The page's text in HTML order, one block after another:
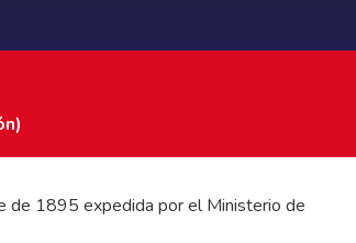
de 1895 expedida por el Ministerio de